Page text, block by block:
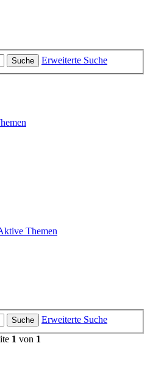
Suche
Erweiterte Suche
Themen
Suche
Erweiterte Suche
1 von 1